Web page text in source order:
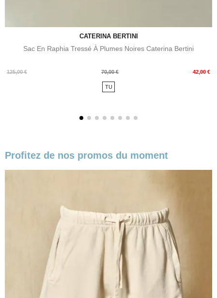
CATERINA BERTINI
Sac En Raphia Tressé À Plumes Noires Caterina Bertini
125,00 €
Prix
70,00 € 42,00 €
Prix
TU
Profitez de nos promos du moment